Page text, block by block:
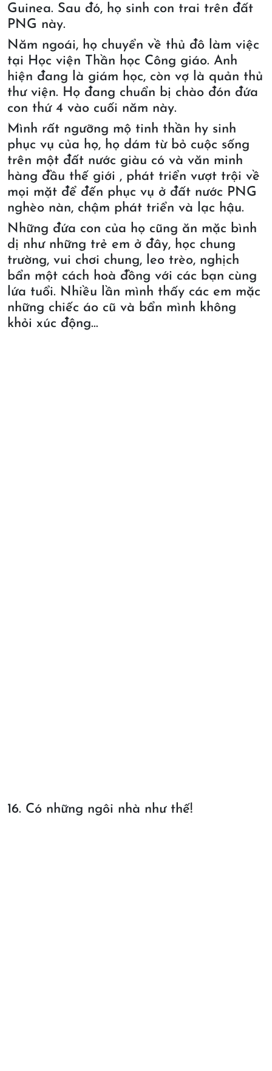
Guinea. Sau đó, họ sinh con trai trên đất
PNG này.
Năm ngoái, họ chuyển về thủ đô làm việc
tại Học viện Thần học Công giáo. Anh
hiện đang là giám học, còn vợ là quản thủ
thư viện. Họ đang chuẩn bị chào đón đứa
con thứ 4 vào cuối năm này.
Mình rất ngưỡng mộ tinh thần hy sinh
phục vụ của họ, họ dám từ bỏ cuộc sống
trên một đất nước giàu có và văn minh
hàng đầu thế giới , phát triển vượt trội về
mọi mặt để đến phục vụ ở đất nước PNG
nghèo nàn, chậm phát triển và lạc hậu.
Những đứa con của họ cũng ăn mặc bình
dị như những trẻ em ở đây, học chung
trường, vui chơi chung, leo trèo, nghịch
bẩn một cách hoà đồng với các bạn cùng
lứa tuổi. Nhiều lần mình thấy các em mặc
những chiếc áo cũ và bẩn mình không
khỏi xúc động…
16. Có những ngôi nhà như thế!